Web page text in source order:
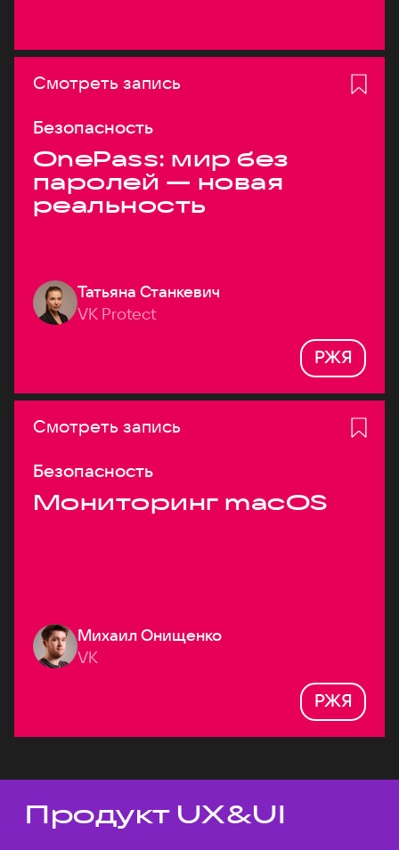
Смотреть запись
Безопасность
OnePass: мир без
паролей — новая
реальность
Татьяна Станкевич
VK Protect
РЖЯ
Смотреть запись
Безопасность
Мониторинг macOS
Михаил Онищенко
VK
РЖЯ
Темы докладов
Продукт UX&UI